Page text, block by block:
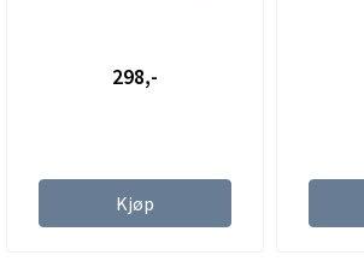
298,-
Kjøp